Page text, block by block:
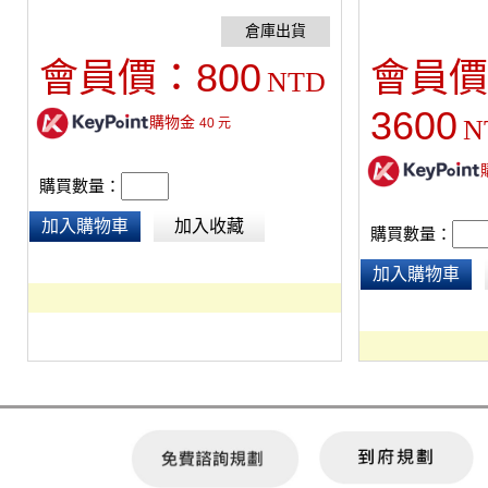
會員價： 800 NTD
購物金 40元
購買數量：
加入購物車 加入收藏
150-376cm，管徑
會員
3600
購買數量：
加入購物車